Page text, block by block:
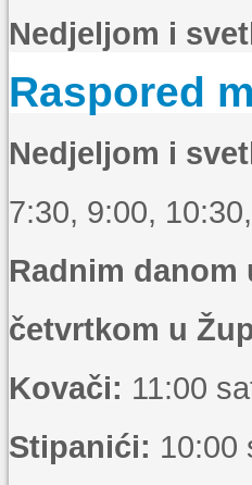
Nedjeljom i
Raspored
Nedjeljom i
7:30, 9:00,
Radnim
četvrtkom u
Kovači: 11:00
Stipanići: 10:00